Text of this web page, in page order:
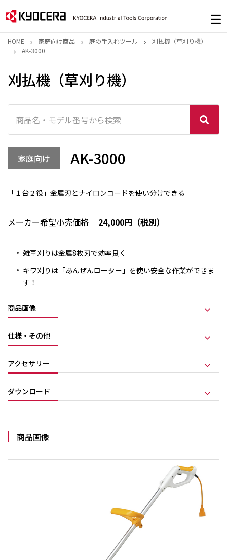
HOME 家庭向け商品 庭の手入れツール
刈払機（草刈り機）
AK-3000
刈払機（草刈り機）
家庭向け AK-3000
「１台２役」金属刃とナイロンコードを使い分けできる
メーカー希望小売価格 24,000円（税別）
雑草刈りは金属8枚刃で効率良く
キワ刈りは「あんぜんローター」を使い安全な作業ができま
す！
商品画像
仕様・その他
アクセサリー
ダウンロード
商品画像